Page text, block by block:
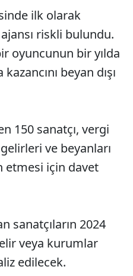
ilk olarak
riskli bulundu.
oyuncunun bir yılda
beyan dışı
150 sanatçı, vergi
ve beyanları
etmesi için davet
sanatçıların 2024
veya kurumlar
edilecek.